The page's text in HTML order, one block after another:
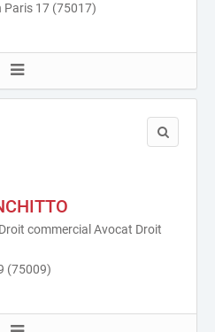
Paris 17 (75017)
commercial Avocat Droit
(75009)